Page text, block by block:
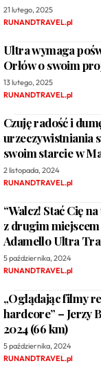
21 lutego, 2025
RUNANDTRAVEL.pl
Ultra wymaga
Orłów o swoim
13 lutego, 2025
RUNANDTRAVEL.pl
Czuję radość i
urzeczywistniania
swoim starcie w
2 listopada, 2024
RUNANDTRAVEL.pl
“Walcz! Stać Cię
z drugim
Adamello Ultra
5 października, 2024
RUNANDTRAVEL.pl
„Oglądając filmy
hardcore” – Jerzy
2024 (66 km)
5 października, 2024
RUNANDTRAVEL.pl